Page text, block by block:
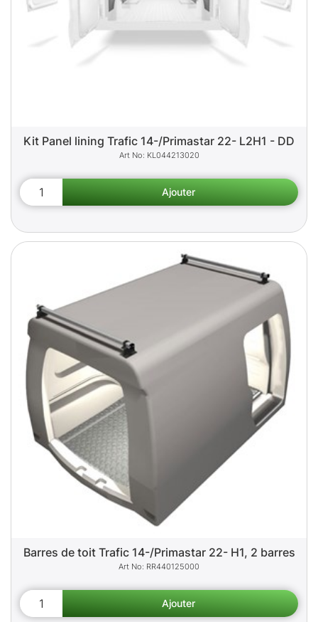
Kit Panel lining Trafic 14-/Primastar 22- L2H1 - DD
KL044213020
Barres de toit Trafic 14-/Primastar 22- H1, 2 barres
RR440125000